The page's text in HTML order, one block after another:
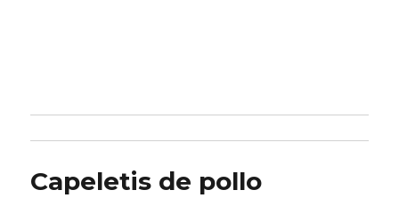
Capeletis de pollo